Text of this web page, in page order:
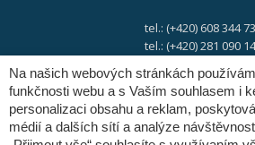
tel.: (+420) 608 344
tel.: (+420) 281 090
e-mail:
Na našich webových stránkách
funkčnosti webu a s Vaším souhlasem i
personalizaci obsahu a reklam,
médií a dalších sítí a analýze